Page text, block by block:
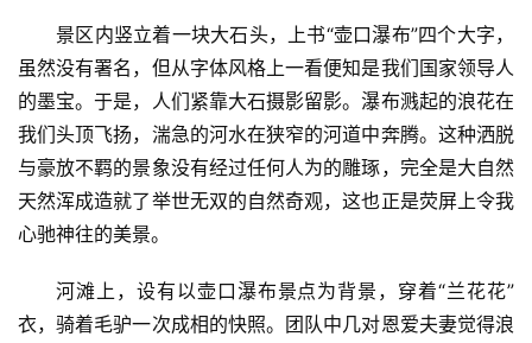
景区内竖立着一块大石头，上书“壶口瀑布”四个大字，
虽然没有署名，但从字体风格上一看便知是我们国家领导人
的墨宝。于是，人们紧靠大石摄影留影。瀑布溅起的浪花在
我们头顶飞扬，湍急的河水在狭窄的河道中奔腾。这种洒脱
与豪放不羁的景象没有经过任何人为的雕琢，完全是大自然
天然浑成造就了举世无双的自然奇观，这也正是荧屏上令我
心驰神往的美景。
河滩上，设有以壶口瀑布景点为背景，穿着“兰花花”
衣，骑着毛驴一次成相的快照。团队中几对恩爱夫妻觉得浪